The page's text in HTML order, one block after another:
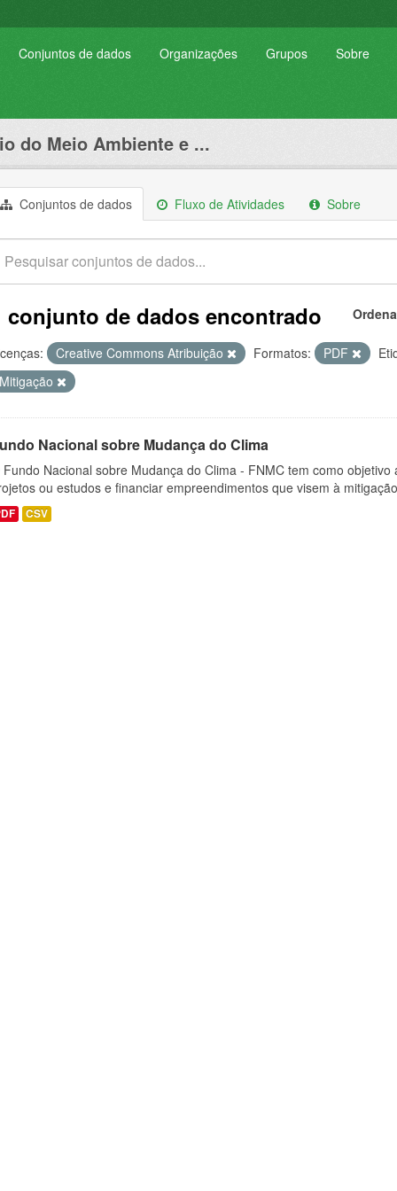
Conjuntos de dados Organizações Grupos Sobre
do Meio Ambiente e ...
Conjuntos de dados Fluxo de Atividades Sobre
conjunto de dados encontrado
Creative Commons Atribuição Formatos: PDF
Mitigação
Nacional sobre Mudança do Clima
Fundo Nacional sobre Mudança do Clima - FNMC tem como
ou estudos e financiar empreendimentos que visem à
CSV